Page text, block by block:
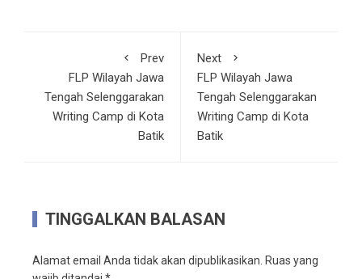
Prev
FLP Wilayah Jawa
Tengah Selenggarakan
Writing Camp di Kota
Batik
Next
FLP Wilayah Jawa
Tengah Selenggarakan
Writing Camp di Kota
Batik
TINGGALKAN BALASAN
Alamat email Anda tidak akan dipublikasikan. Ruas yang